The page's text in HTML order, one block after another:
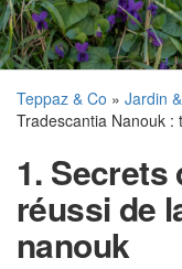
Teppaz & Co » Jardin
Tradescantia Nanouk :
1. Secrets
réussi de
nanouk